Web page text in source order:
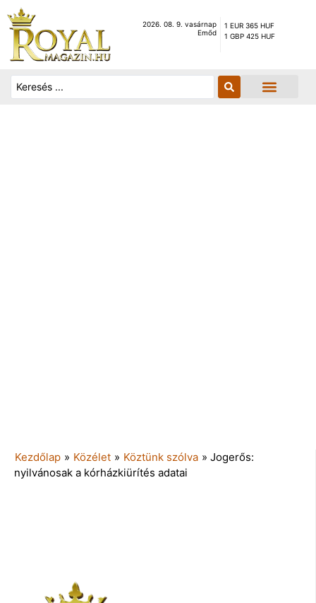
2026. 08. 9. vasárnap
Emőd
1 EUR 365 HUF
1 GBP 425 HUF
Kezdőlap » Közélet » Köztünk szólva » Jogerős:
nyilvánosak a kórházkiürítés adatai